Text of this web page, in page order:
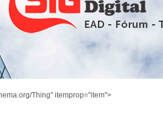
Thing" itemprop="item">